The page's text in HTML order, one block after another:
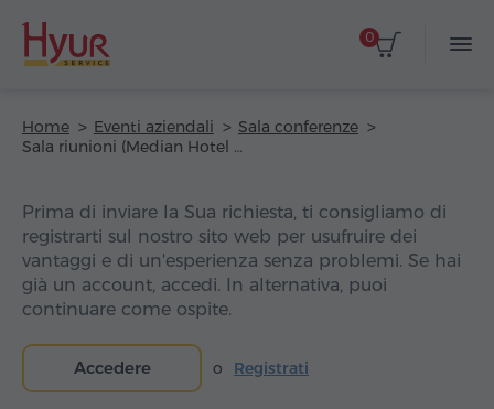
0
Home Eventi aziendali
Sala conferenze
Sala riunioni (Median Hotel City Center Yerevan)
Prima di inviare la Sua richiesta, ti consigliamo di
registrarti sul nostro sito web per usufruire dei
vantaggi e di un'esperienza senza problemi. Se hai
già un account, accedi. In alternativa, puoi
continuare come ospite.
Accedere o Registrati